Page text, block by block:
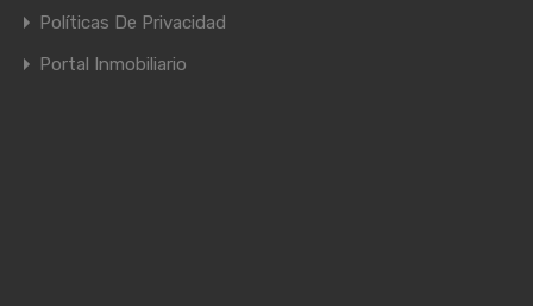
Políticas De Privacidad
Portal Inmobiliario